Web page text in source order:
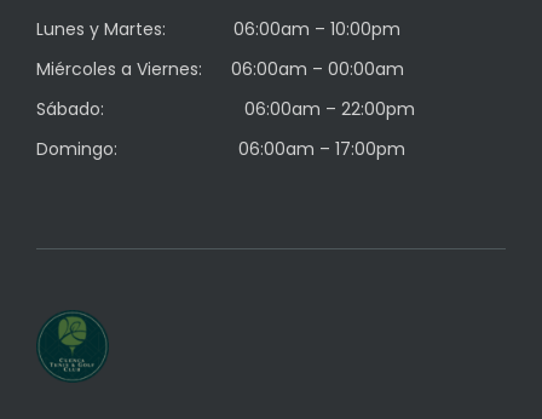
Lunes y Martes: 06:00am – 10:00pm
Miércoles a Viernes: 06:00am – 00:00am
Sábado: 06:00am – 22:00pm
Domingo: 06:00am – 17:00pm